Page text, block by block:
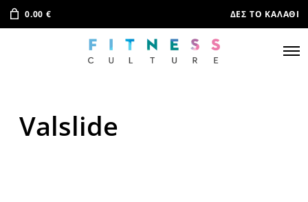
0.00 € ΔΕΣ ΤΟ ΚΑΛΆΘΙ
Valslide